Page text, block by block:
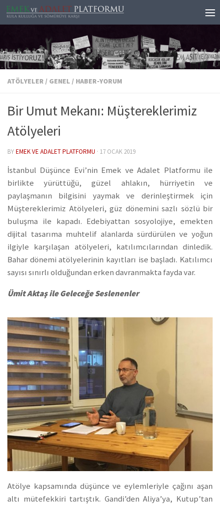
Skip to content
ATÖLYELER / GENEL / HABER-YORUM
Bir Umut Mekanı: Müştereklerimiz
Atölyeleri
BYEMEK VE ADALET PLATFORMU · 17 OCAK 2019
İstanbul Düşünce Evi’nin Emek ve Adalet Platformu ile
birlikte yürüttüğü, güzel ahlakın, hürriyetin ve
paylaşmanın bilgisini yaymak ve derinleştirmek için
Müştereklerimiz Atölyeleri, güz dönemini sazlı sözlü bir
buluşma ile kapadı. Edebiyattan sosyolojiye, emekten
dijital tasarıma muhtelif alanlarda sürdürülen ve yoğun
ilgiyle karşılaşan atölyeleri, katılımcılarından dinledik.
Bahar dönemi atölyelerinin kayıtları ise başladı. Katılımcı
sayısı sınırlı olduğundan erken davranmakta fayda var.
Ümit Aktaş ile Geleceğe Seslenenler
Atölye kapsamında düşünce ve eylemleriyle çağını aşan
altı mütefekkiri tartıştık. Gandi’den Aliya’ya, Kutup’tan